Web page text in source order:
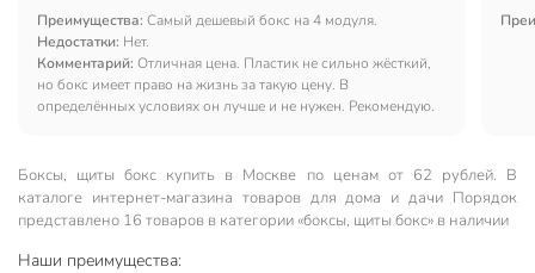
Преимущества: Самый дешевый бокс на 4 модуля.
Недостатки: Нет.
Комментарий: Отличная цена. Пластик не сильно жёсткий,
но бокс имеет право на жизнь за такую цену. В
определённых условиях он лучше и не нужен. Рекомендую.
Боксы, щиты бокс купить в Москве по ценам от 62 рублей. В
каталоге интернет-магазина товаров для дома и дачи Порядок
представлено 16 товаров в категории «боксы, щиты бокс» в наличии
Наши преимущества: